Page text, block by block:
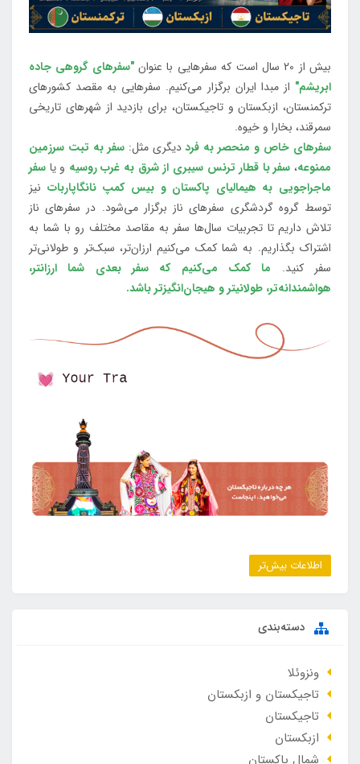
بیش از 20 سال است که سفرهایی با عنوان
"سفرهای گروهی جاده
ابریشم" از مبدا ایران برگزار می‌کنیم. سفرهایی به مقصد کشورهای
ترکمنستان، ازبکستان و تاجیکستان، برای بازدید از شهرهای تاریخی
سمرقند، بخارا و خیوه.
سفرهای خاص و منحصر به فرددیگری مثل:سفر به تبت سرزمین
ممنوعه، سفر با قطار ترنس سیبری از شرق به غرب روسیه و یا سفر
ماجراجویی به هیمالیای پاکستان و بیس کمپ نانگاپاربات نیز
توسط گروه گردشگری سفرهای ناز برگزار می‌شود. در سفرهای ناز
تلاش داریم تا تجربیات سال‌ها سفر به مقاصد مختلف رو با شما به
اشتراک بگذاریم. به شما کمک می‌کنیم ارزان‌تر، سبک‌تر و طولانی‌تر
سفر کنید. ما کمک می‌کنیم که سفر بعدی شما ارزانتر،
هواشمندانه‌تر، طولانی‎تر و هیجان‌انگیزتر باشد.
اطلاعات بیش‌تر
دسته‌بندی
ونزوئلا
تاجیکستان و ازبکستان
تاجیکستان
ازبکستان
شمال پاکستان